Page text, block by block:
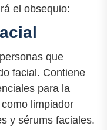
el obsequio:
que
facial. Contiene
para la
limpiador
y sérums faciales.